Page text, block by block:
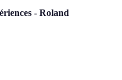
- Roland